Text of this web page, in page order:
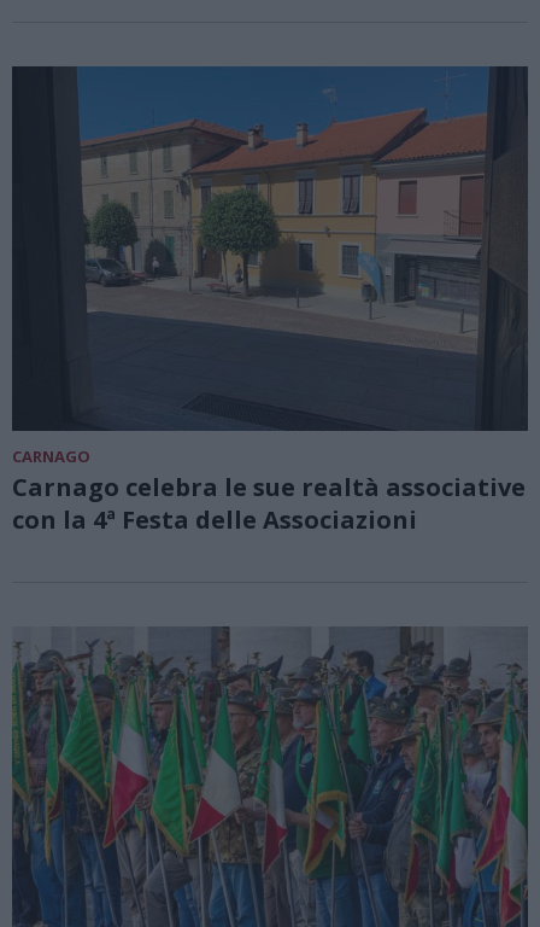
CARNAGO
Carnago celebra le sue realtà associative
con la 4ª Festa delle Associazioni